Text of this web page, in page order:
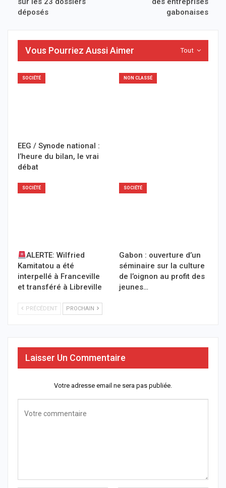
déposés
gabonaises
Tout
Vous Pourriez Aussi Aimer
SOCIÉTÉ
EEG / Synode national :
l’heure du bilan, le vrai
débat
NON CLASSÉ
SOCIÉTÉ
ALERTE: Wilfried
Kamitatou a été
interpellé à Franceville
et transféré à Libreville
SOCIÉTÉ
Gabon : ouverture d’un
séminaire sur la culture
de l’oignon au profit des
jeunes…
PRÉCÉDENT PROCHAIN
Laisser Un Commentaire
Votre adresse email ne sera pas publiée.